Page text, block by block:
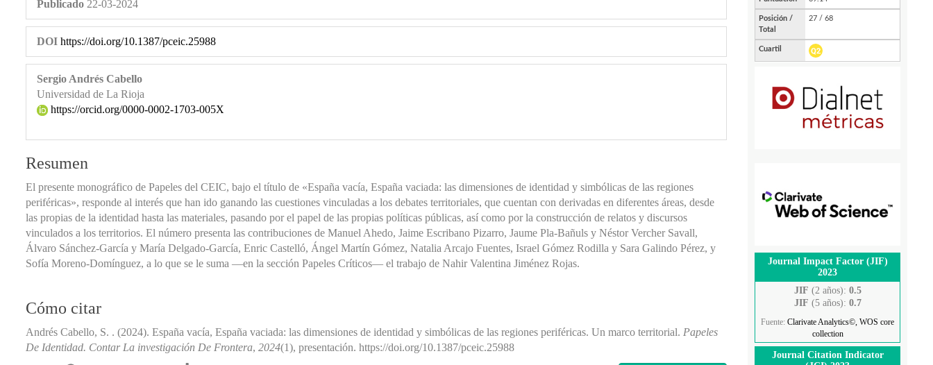
Publicado 22-03-2024
DOI https://doi.org/10.1387/pceic.25988
Sergio Andrés Cabello
Universidad de La Rioja
https://orcid.org/0000-0002-1703-005X
Resumen
El presente monográfico de Papeles del CEIC, bajo el título de «España vacía, España vaciada: las dimensiones de identidad y simbólicas de las regiones
periféricas», responde al interés que han ido ganando las cuestiones vinculadas a los debates territoriales, que cuentan con derivadas en diferentes áreas, desde
las propias de la identidad hasta las materiales, pasando por el papel de las propias políticas públicas, así como por la construcción de relatos y discursos
vinculados a los territorios. El número presenta las contribuciones de Manuel Ahedo, Jaime Escribano Pizarro, Jaume Pla-Bañuls y Néstor Vercher Savall,
Álvaro Sánchez-García y María Delgado-García, Enric Castelló, Ángel Martín Gómez, Natalia Arcajo Fuentes, Israel Gómez Rodilla y Sara Galindo Pérez, y
Sofía Moreno-Domínguez, a lo que se le suma —en la sección Papeles Críticos— el trabajo de Nahir Valentina Jiménez Rojas.
Cómo citar
Andrés Cabello, S. . (2024). España vacía, España vaciada: las dimensiones de identidad y simbólicas de las regiones periféricas. Un marco territorial. Papeles
De Identidad. Contar La investigación De Frontera, 2024(1), presentación. https://doi.org/10.1387/pceic.25988
Journal Impact Factor (JIF)
2023
JIF (2 años): 0.5
JIF (5 años): 0.7
Fuente: Clarivate Analytics©, WOS core
collection
Journal Citation Indicator